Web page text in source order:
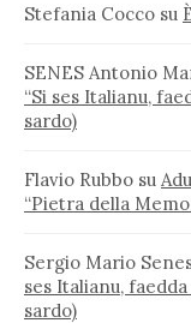
Stefania Cocco su
SENES Antonio
“Si ses Italianu,
sardo)
Flavio Rubbo su
“Pietra della
Sergio Mario
ses Italianu,
sardo)